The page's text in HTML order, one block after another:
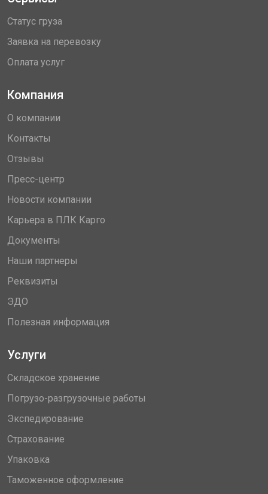
Статус груза
Заявка на перевозку
Оплата услуг
Компания
О компании
Контакты
Отзывы
Пресс-центр
Новости компании
Карьера в ПЛК Карго
Документы
Наши партнеры
Реквизиты
ЭДО
Полезная информация
Услуги
Складское хранение
Погрузо-разгрузочные работы
Экспедирование
Страхование
Упаковка
Таможенное оформление